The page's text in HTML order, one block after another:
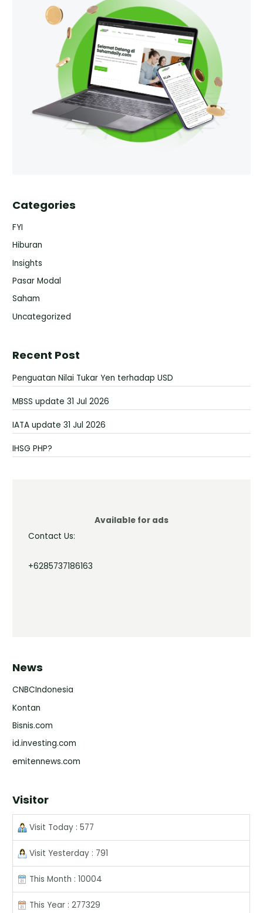
Categories
FYI
Hiburan
Insights
Pasar Modal
Saham
Uncategorized
Recent Post
Penguatan Nilai Tukar Yen terhadap USD
MBSS update 31 Jul 2026
IATA update 31 Jul 2026
IHSG PHP?
Available for ads
Contact Us:
+6285737186163
News
CNBCIndonesia
Kontan
Bisnis.com
id.investing.com
emitennews.com
Visitor
Visit Today : 577
Visit Yesterday : 791
This Month : 10004
This Year : 277329